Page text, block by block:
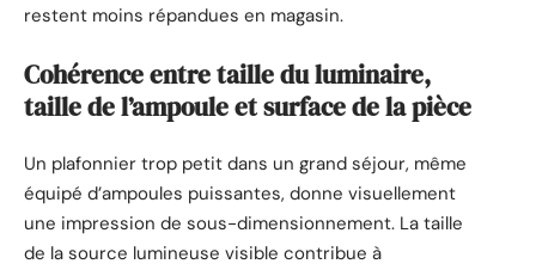
restent moins répandues en magasin.
Cohérence entre taille du luminaire,
taille de l’ampoule et surface de la pièce
Un plafonnier trop petit dans un grand séjour, même
équipé d’ampoules puissantes, donne visuellement
une impression de sous-dimensionnement. La taille
de la source lumineuse visible contribue à